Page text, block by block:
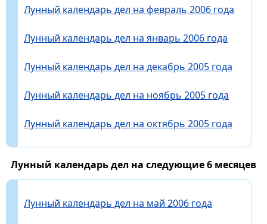
Лунный календарь дел на февраль 2006 года
Лунный календарь дел на январь 2006 года
Лунный календарь дел на декабрь 2005 года
Лунный календарь дел на ноябрь 2005 года
Лунный календарь дел на октябрь 2005 года
Лунный календарь дел на следующие 6 месяцев
Лунный календарь дел на май 2006 года